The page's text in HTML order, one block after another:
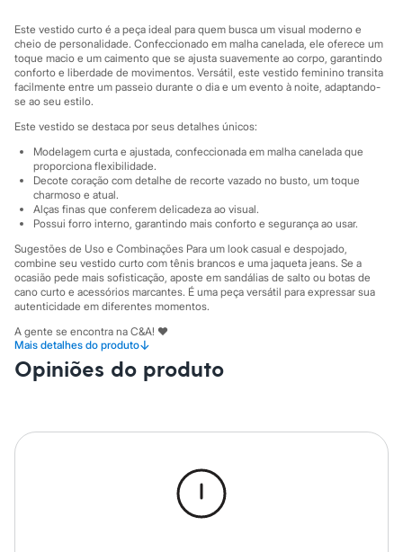
Marcas
City
Clock House
Mindset
Sawary
Yessica
Moda esportiva
Acessórios
Blusas
Calçados
Leggings
Shorts e Bermudas
Tops
Moda íntima
Calcinhas
Cintas e Modeladores
Meias
Pijamas
Sutiãs e Tops
Moda praia
Biquínis
Maiôs
Saídas de praia
Calças
Este vestido curto é a peça ideal para quem busca um visual moderno e
cheio de personalidade. Confeccionado em malha canelada, ele oferece um
toque macio e um caimento que se ajusta suavemente ao corpo, garantindo
conforto e liberdade de movimentos. Versátil, este vestido feminino transita
facilmente entre um passeio durante o dia e um evento à noite, adaptando-
se ao seu estilo.
Este vestido se destaca por seus detalhes únicos:
Modelagem curta e ajustada, confeccionada em malha canelada que
proporciona flexibilidade.
Decote coração com detalhe de recorte vazado no busto, um toque
charmoso e atual.
Alças finas que conferem delicadeza ao visual.
Possui forro interno, garantindo mais conforto e segurança ao usar.
Sugestões de Uso e Combinações Para um look casual e despojado,
combine seu vestido curto com tênis brancos e uma jaqueta jeans. Se a
ocasião pede mais sofisticação, aposte em sandálias de salto ou botas de
cano curto e acessórios marcantes. É uma peça versátil para expressar sua
autenticidade em diferentes momentos.
A gente se encontra na C&A! ❤
Mais detalhes do produto↓
Material
Elastano
Opiniões do produto